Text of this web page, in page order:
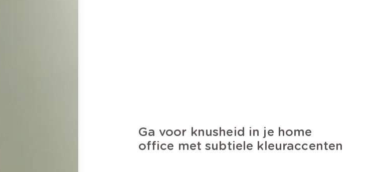
Ga voor knusheid in je home
office met subtiele kleuraccenten